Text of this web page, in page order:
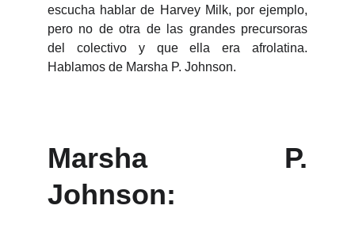
escucha hablar de Harvey Milk, por ejemplo,
pero no de otra de las grandes precursoras
del colectivo y que ella era afrolatina.
Hablamos de Marsha P. Johnson.
Marsha P.
Johnson: